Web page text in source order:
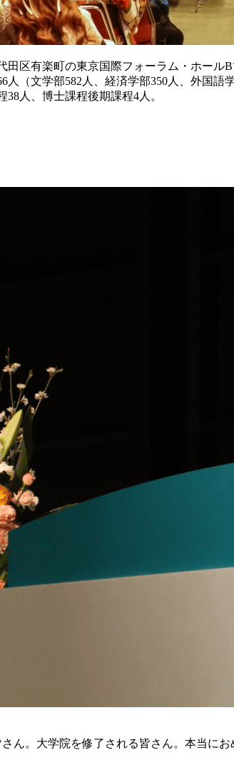
区有楽町の東京国際フォーラム・ホールB
（文学部582人、経済学部350人、外国語
人、博士課程後期課程4人。
ん。大学院を修了される皆さん。本当に